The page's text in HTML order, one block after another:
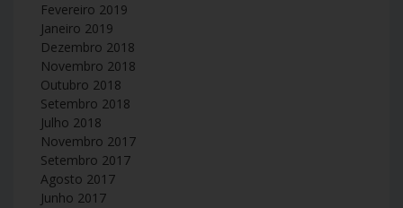
Fevereiro 2019
Janeiro 2019
Dezembro 2018
Novembro 2018
Outubro 2018
Setembro 2018
Julho 2018
Novembro 2017
Setembro 2017
Agosto 2017
Junho 2017